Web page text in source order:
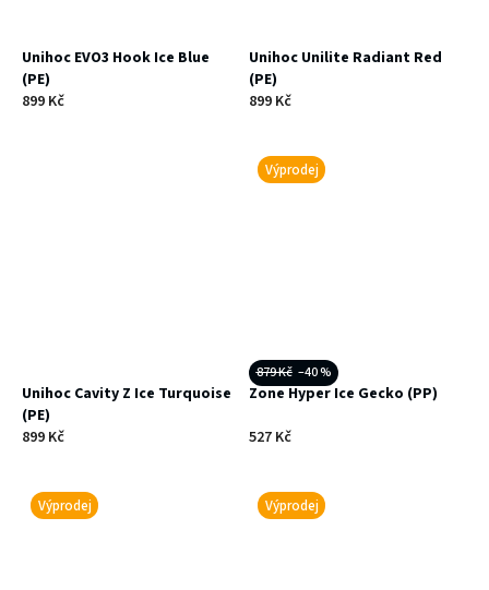
Unihoc EVO3 Hook Ice Blue
(PE)
899 Kč
Unihoc Unilite Radiant Red
(PE)
899 Kč
Unihoc Cavity Z Ice Turquoise
(PE)
899 Kč
Výprodej
879 Kč –40 %
Zone Hyper Ice Gecko (PP)
527 Kč
Výprodej Výprodej